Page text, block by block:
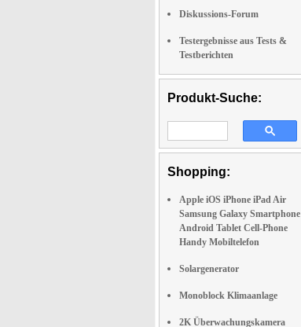
Diskussions-Forum
Testergebnisse aus Tests &
Testberichten
Produkt-Suche:
Shopping:
Apple iOS iPhone iPad Air
Samsung Galaxy Smartphone
Android Tablet Cell-Phone
Handy Mobiltelefon
Solargenerator
Monoblock Klimaanlage
2K Überwachungskamera